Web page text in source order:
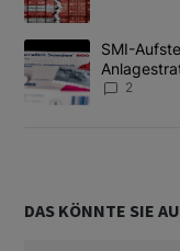
Ein Trendartikel mit
SMI-
2
DAS KÖNNTE SIE